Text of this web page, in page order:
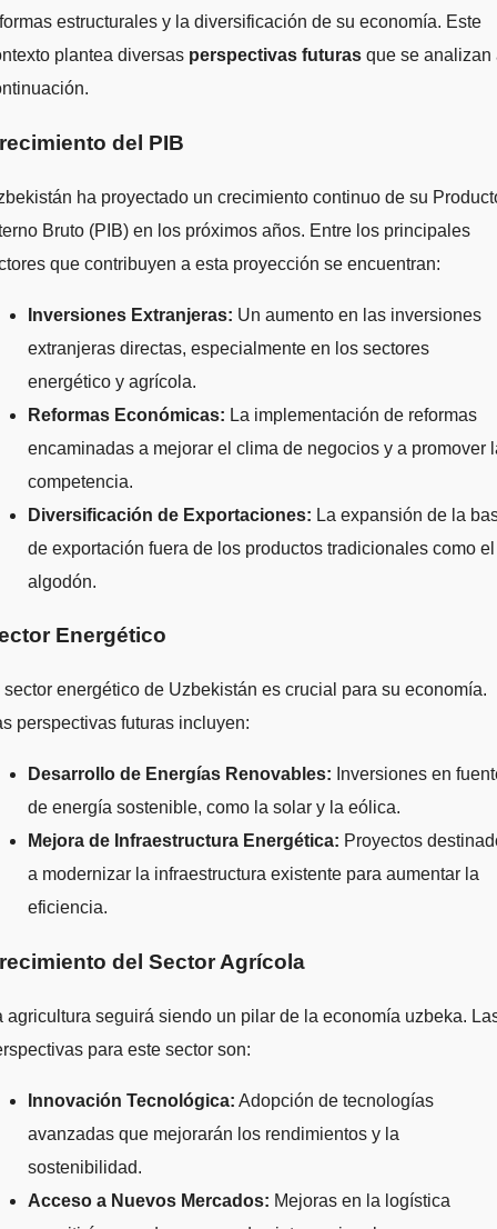
estructurales y la diversificación de su economía. Este
plantea diversas perspectivas futuras que se analizan
del PIB
ha proyectado un crecimiento continuo de su
Bruto (PIB) en los próximos años. Entre los principales
que contribuyen a esta proyección se encuentran:
Inversiones Extranjeras: Un aumento en las inversiones
extranjeras directas, especialmente en los sectores
energético y agrícola.
Reformas Económicas: La implementación de reformas
encaminadas a mejorar el clima de negocios y a promover
competencia.
Diversificación de Exportaciones: La expansión de la
de exportación fuera de los productos tradicionales como el
algodón.
Energético
sector energético de Uzbekistán es crucial para su economía.
perspectivas futuras incluyen:
Desarrollo de Energías Renovables: Inversiones en
de energía sostenible, como la solar y la eólica.
Mejora de Infraestructura Energética: Proyectos
a modernizar la infraestructura existente para aumentar la
eficiencia.
del Sector Agrícola
agricultura seguirá siendo un pilar de la economía uzbeka.
para este sector son:
Innovación Tecnológica: Adopción de tecnologías
avanzadas que mejorarán los rendimientos y la
sostenibilidad.
Acceso a Nuevos Mercados: Mejoras en la logística